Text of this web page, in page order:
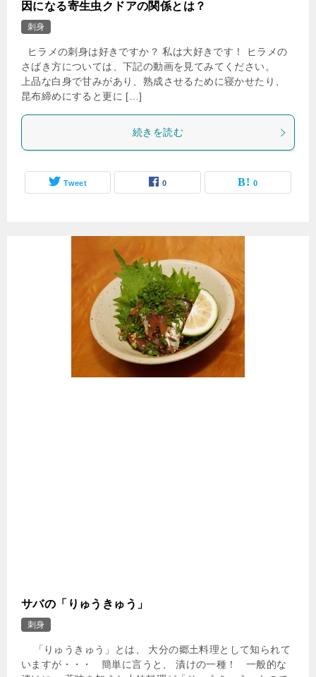
因になる寄生虫クドアの関係とは？
刺身
ヒラメの刺身は好きですか？ 私は大好きです！ ヒラメの
さばき方については、下記の動画を見てみてください。
上品な白身で甘みがあり、熟成させるために寝かせたり、
昆布締めにすると更に […]
続きを読む
Tweet 0 0
サバの「りゅうきゅう」
刺身
「りゅうきゅう」とは、 大分の郷土料理として知られて
いますが・・・ 簡単に言うと、 漬けの一種！ 一般的な